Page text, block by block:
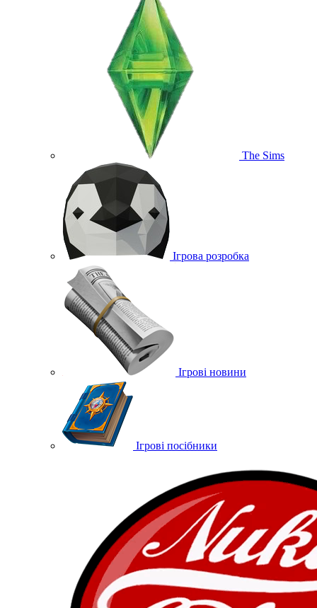
The Sims
Ігрова розробка
Ігрові новини
Ігрові посібники